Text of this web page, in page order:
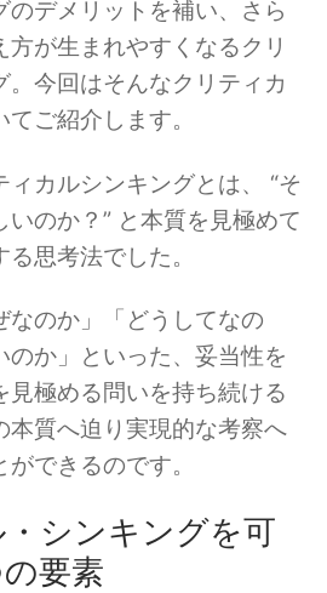
のデメリットを補い、さら
方が生まれやすくなるクリ
。今回はそんなクリティカ
ご紹介します。
カルシンキングとは、 “そ
のか？” と本質を見極めて
思考法でした。
なのか」「どうしてなの
のか」といった、妥当性を
見極める問いを持ち続ける
本質へ迫り実現的な考察へ
できるのです。
シンキングを可
要素